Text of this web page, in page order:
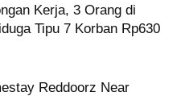
Kerja, 3 Orang di
Tipu 7 Korban Rp630
Reddoorz Near